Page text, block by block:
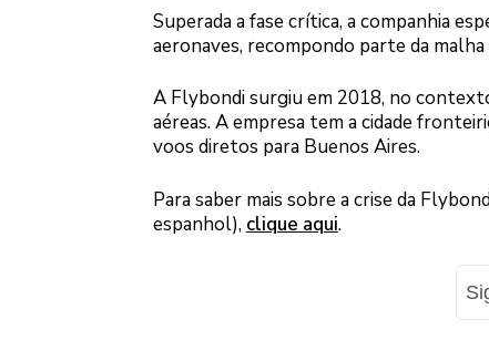
Superada a fase crítica, a companhia
aeronaves, recompondo parte da malha
A Flybondi surgiu em 2018, no
aéreas. A empresa tem a cidade
voos diretos para Buenos Aires.
Para saber mais sobre a crise da
espanhol), clique aqui.